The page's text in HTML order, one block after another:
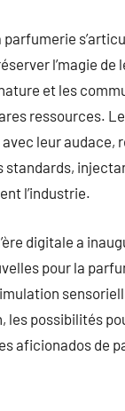
parfumerie
l’magie
et les
ressources.
leur audace,
standards,
l’industrie.
digitale a
pour la
les possibilités
aficionados de